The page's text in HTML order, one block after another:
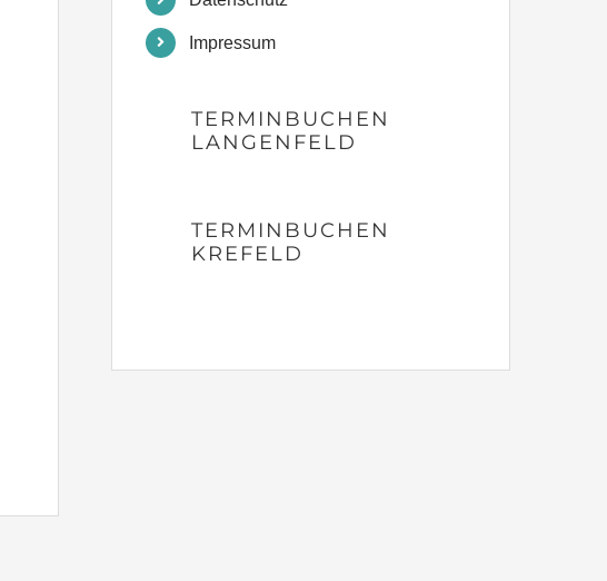
Impressum
TERMINBUCHEN
LANGENFELD
TERMINBUCHEN
KREFELD